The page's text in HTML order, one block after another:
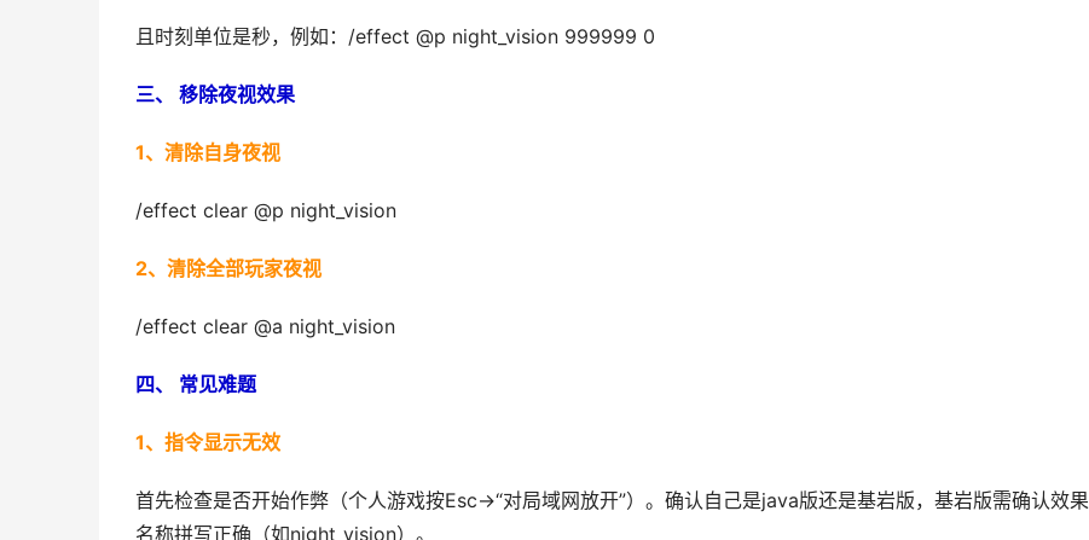
且时刻单位是秒，例如：/effect @p night_vision 999999 0
三、 移除夜视效果
1、清除自身夜视
/effect clear @p night_vision
2、清除全部玩家夜视
/effect clear @a night_vision
四、 常见难题
1、指令显示无效
首先检查是否开始作弊（个人游戏按Esc→“对局域网放开”）。确认自己是java版还是基岩版，基岩版需确认效果
名称拼写正确（如night_vision）。